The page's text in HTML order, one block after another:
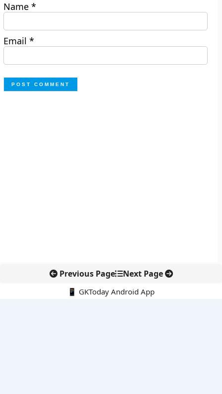
Name*
Email*
Previous Page Next Page
📱 GKToday Android App